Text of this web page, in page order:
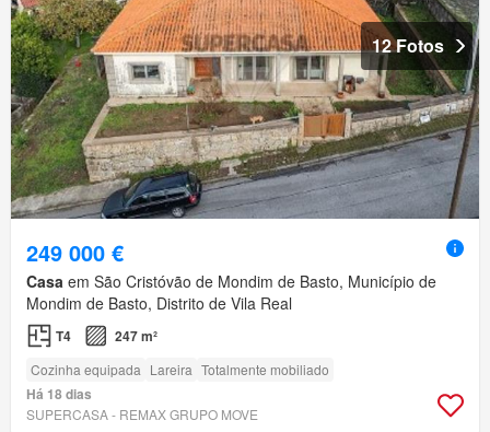
12 Fotos
249 000 €
Casa em São Cristóvão de Mondim de Basto, Município de
Mondim de Basto, Distrito de Vila Real
T4 247 m²
Cozinha equipada Lareira Totalmente mobiliado
Há 18 dias
SUPERCASA - REMAX GRUPO MOVE